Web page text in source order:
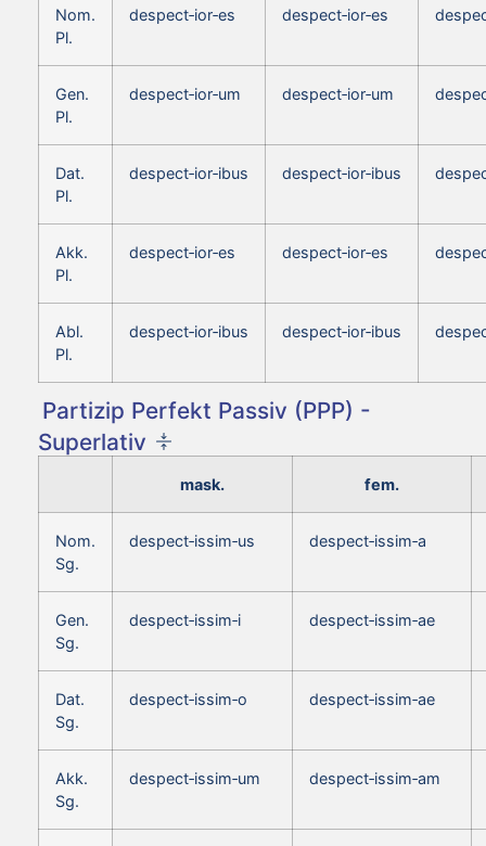
Nom.
Pl.
despect‑ior‑es despect‑ior‑es
Gen.
Pl.
despect‑ior‑um despect‑ior‑um
Dat.
Pl.
despect‑ior‑ibus despect‑ior‑ibus
Akk.
Pl.
despect‑ior‑es despect‑ior‑es
Abl.
Pl.
despect‑ior‑ibus despect‑ior‑ibus
Partizip Perfekt Passiv (PPP) -
Superlativ
mask. fem.
Nom.
Sg.
despect‑issim‑us despect‑issim‑a
Gen.
Sg.
despect‑issim‑i despect‑issim‑ae
Dat.
Sg.
despect‑issim‑o despect‑issim‑ae
Akk.
Sg.
despect‑issim‑um despect‑issim‑am